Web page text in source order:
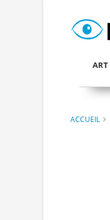
ART
ACCUEIL